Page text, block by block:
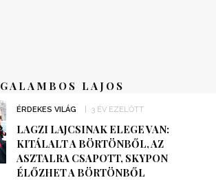
GALAMBOS LAJOS
ÉRDEKES VILÁG 3 ÉV EZELŐTT
LAGZI LAJCSINAK ELEGE VAN:
KITÁLALT A BÖRTÖNBŐL, AZ
ASZTALRA CSAPOTT, SKYPON
ÉLŐZHET A BÖRTÖNBŐL